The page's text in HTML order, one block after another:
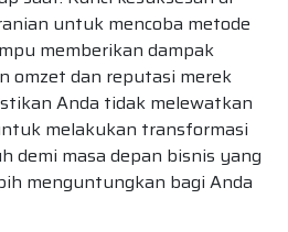
untuk mencoba metode
memberikan dampak
omzet dan reputasi merek
Anda tidak melewatkan
melakukan transformasi
demi masa depan bisnis yang
menguntungkan bagi Anda